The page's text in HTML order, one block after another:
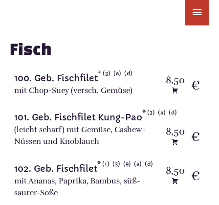
Fisch
100. Geb. Fischfilet 3 a d
8,50 €
mit Chop-Suey (versch. Gemüse)
101. Geb. Fischfilet Kung-Pao 3 a d
8,50 €
(leicht scharf) mit Gemüse, Cashew-
Nüssen und Knoblauch
102. Geb. Fischfilet 1 3 9 a d
8,50 €
mit Ananas, Paprika, Bambus, süß-
saurer-Soße